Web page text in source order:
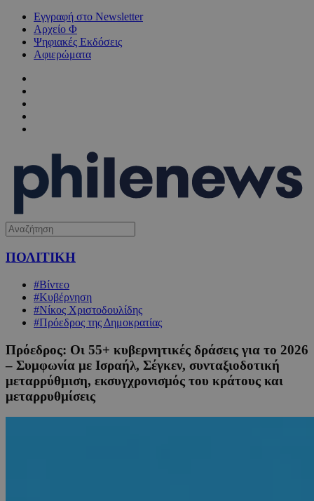
Εγγραφή στο Newsletter
Αρχείο Φ
Ψηφιακές Εκδόσεις
Αφιερώματα
ΠΟΛΙΤΙΚΗ
#Βίντεο
#Κυβέρνηση
#Νίκος Χριστοδουλίδης
#Πρόεδρος της Δημοκρατίας
Πρόεδρος: Οι 55+ κυβερνητικές δράσεις για το 2026
– Συμφωνία με Ισραήλ, Σέγκεν, συνταξιοδοτική
μεταρρύθμιση, εκσυγχρονισμός του κράτους και
μεταρρυθμίσεις